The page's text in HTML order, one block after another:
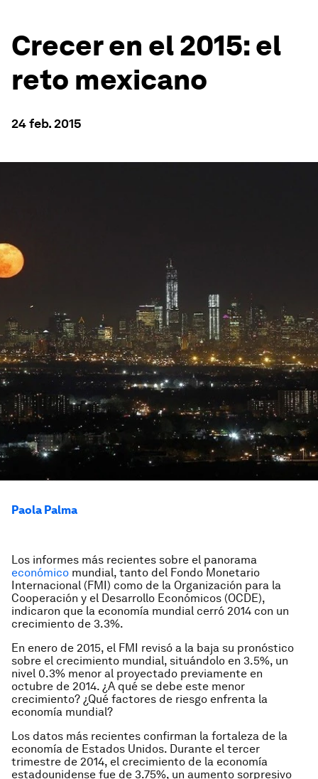
Crecer en el 2015: el
reto mexicano
24 feb. 2015
Paola Palma
Los informes más recientes sobre el panora­ma
económico mundial, tanto del Fondo Monetario
Internacional (FMI) como de la Organización para la
Cooperación y el Desarrollo Económicos (OCDE),
indicaron que la economía mundial cerró 2014 con un
crecimiento de 3.3%.
En enero de 2015, el FMI revisó a la baja su pronóstico
sobre el creci­miento mundial, situándolo en 3.5%, un
nivel 0.3% menor al proyectado previamente en
octubre de 2014. ¿A qué se debe este menor
crecimiento? ¿Qué factores de riesgo enfrenta la
economía mundial?
Los datos más recientes confir­man la fortaleza de la
economía de Estados Unidos. Durante el tercer
trimestre de 2014, el crecimiento de la economía
estadounidense fue de 3.75%, un aumento sorpresivo